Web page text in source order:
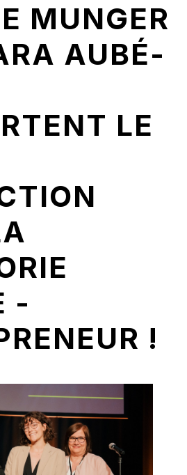
MUNGER
AUBÉ-
LE
-
!